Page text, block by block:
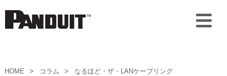
HOME コラム
なるほど・ザ・LANケーブリング